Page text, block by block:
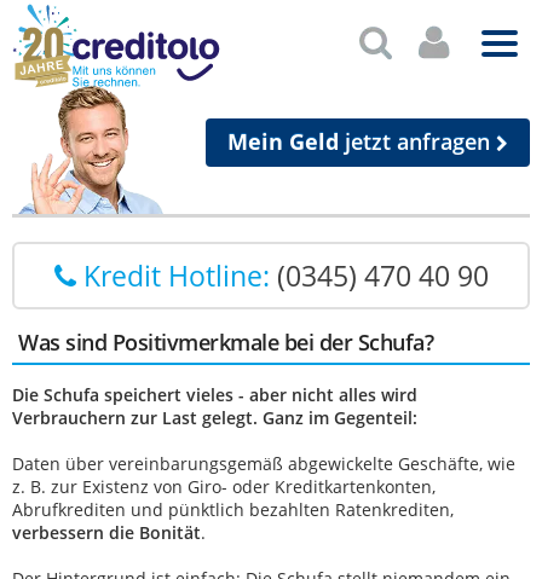
Mein Geld jetzt anfragen
Kredit Hotline: (0345) 470 40 90
Was sind Positivmerkmale bei der Schufa?
Die Schufa speichert vieles - aber nicht alles wird
Verbrauchern zur Last gelegt. Ganz im Gegenteil:
Daten über vereinbarungsgemäß abgewickelte Geschäfte, wie
z. B. zur Existenz von Giro- oder Kreditkartenkonten,
Abrufkrediten und pünktlich bezahlten Ratenkrediten,
verbessern die Bonität.